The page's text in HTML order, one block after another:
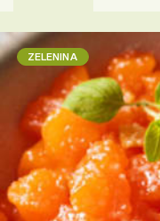
ZELENINA